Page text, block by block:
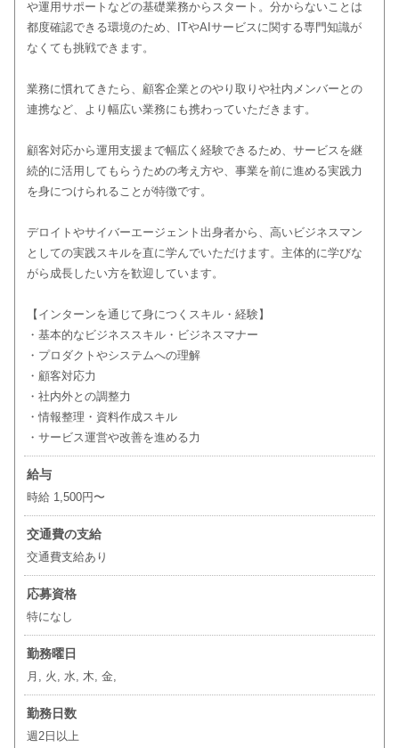
や運用サポートなどの基礎業務からスタート。分からないことは
都度確認できる環境のため、ITやAIサービスに関する専門知識が
なくても挑戦できます。
業務に慣れてきたら、顧客企業とのやり取りや社内メンバーとの
連携など、より幅広い業務にも携わっていただきます。
顧客対応から運用支援まで幅広く経験できるため、サービスを継
続的に活用してもらうための考え方や、事業を前に進める実践力
を身につけられることが特徴です。
デロイトやサイバーエージェント出身者から、高いビジネスマン
としての実践スキルを直に学んでいただけます。主体的に学びな
がら成長したい方を歓迎しています。
【インターンを通じて身につくスキル・経験】
・基本的なビジネススキル・ビジネスマナー
・プロダクトやシステムへの理解
・顧客対応力
・社内外との調整力
・情報整理・資料作成スキル
・サービス運営や改善を進める力
給与
時給 1,500円〜
交通費の支給
交通費支給あり
応募資格
特になし
勤務曜日
月, 火, 水, 木, 金,
勤務日数
週2日以上